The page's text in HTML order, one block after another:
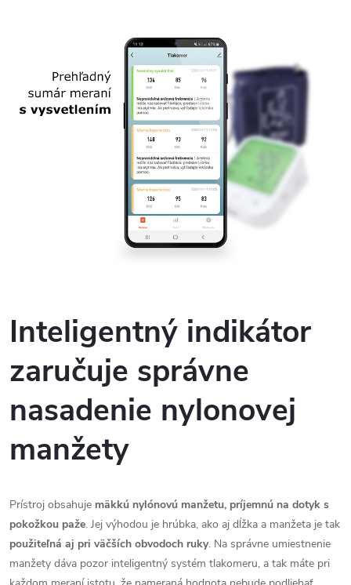
Inteligentný indikátor
zaručuje správne
nasadenie nylonovej
manžety
Prístroj obsahuje mäkkú nylónovú manžetu, príjemnú na dotyk s
pokožkou paže. Jej výhodou je hrúbka, ako aj dĺžka a manžeta je tak
použiteľná aj pri väčších obvodoch ruky. Na správne umiestnenie
manžety dáva pozor inteligentný systém tlakomeru, a tak máte pri